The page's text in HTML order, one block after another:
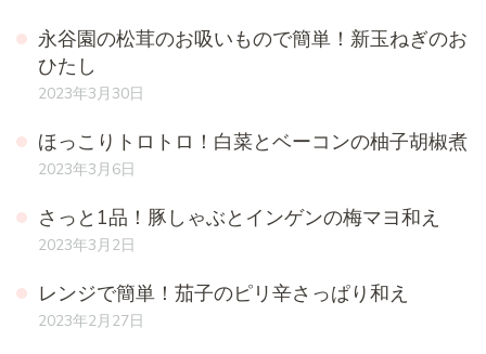
永谷園の松茸のお吸いもので簡単！新玉ねぎのお
ひたし
2023年3月30日
ほっこりトロトロ！白菜とベーコンの柚子胡椒煮
2023年3月6日
さっと1品！豚しゃぶとインゲンの梅マヨ和え
2023年3月2日
レンジで簡単！茄子のピリ辛さっぱり和え
2023年2月27日